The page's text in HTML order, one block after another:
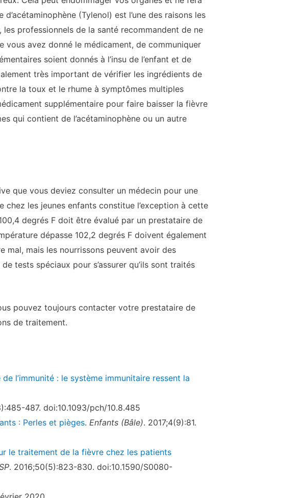
(Tylenol) est l’une des raisons les
professionnels de la santé recommandent de ne
avez donné le médicament, de communiquer
soient donnés à l’insu de l’enfant et de
très important de vérifier les ingrédients de
la toux et le rhume à symptômes multiples
supplémentaire pour faire baisser la fièvre
qui contient de l’acétaminophène ou un autre
que vous deviez consulter un médecin pour une
chez les jeunes enfants constitue l’exception à cette
degrés F doit être évalué par un prestataire de
dépasse 102,2 degrés F doivent également
mal, mais les nourrissons peuvent avoir des
tests spéciaux pour s’assurer qu’ils sont traités
pouvez toujours contacter votre prestataire de
de traitement.
l’immunité : le système immunitaire ressent la
487. doi:10.1093/pch/10.8.485
: Perles et pièges. Enfants (Bâle). 2017;4(9):81.
le traitement de la fièvre chez les patients
. 2016;50(5):823-830. doi:10.1590/S0080-